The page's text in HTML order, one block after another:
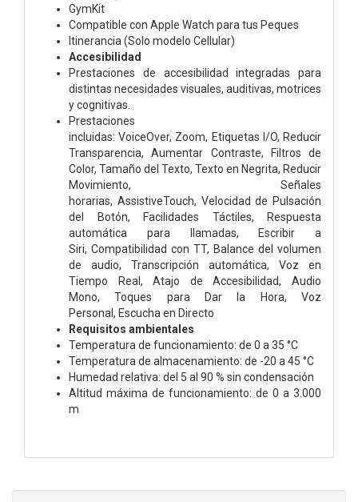
GymKit
Compatible con Apple Watch para tus Peques
Itinerancia (Solo modelo Cellular)
Accesibilidad
Prestaciones de accesibilidad integradas para
distintas necesidades visuales, auditivas, motrices
y cognitivas.
Prestaciones
incluidas:VoiceOver, Zoom, Etiquetas I/O, Reducir
Transparencia,Aumentar Contraste,
Filtros de
Color, Tamaño del Texto, Texto en Negrita, Reducir
Movimiento, Señales
horarias, AssistiveTouch, Velocidad de Pulsación
del Botón,
Facilidades Táctiles,
Respuesta
automática para llamadas,
Escribir a
Siri, Compatibilidad con TT, Balance del volumen
de audio, Transcripción automática, Voz en
Tiempo Real,Atajo de Accesibilidad,Audio
Mono,Toques para Dar la Hora,Voz
Personal, Escucha en Directo
Requisitos ambientales
Temperatura de funcionamiento: de 0 a 35 °C
Temperatura de almacenamiento: de -20 a 45 °C
Humedad relativa: del 5 al 90 % sin condensación
Altitud máxima de funcionamiento: de 0 a 3.000
m